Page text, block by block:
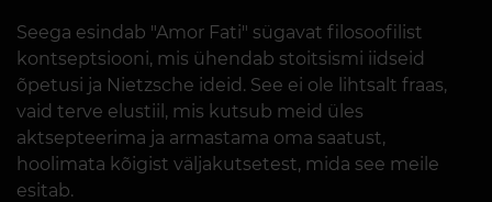
Seega esindab "Amor Fati" sügavat filosoofilist
kontseptsiooni, mis ühendab stoitsismi iidseid
õpetusi ja Nietzsche ideid. See ei ole lihtsalt fraas,
vaid terve elustiil, mis kutsub meid üles
aktsepteerima ja armastama oma saatust,
hoolimata kõigist väljakutsetest, mida see meile
esitab.